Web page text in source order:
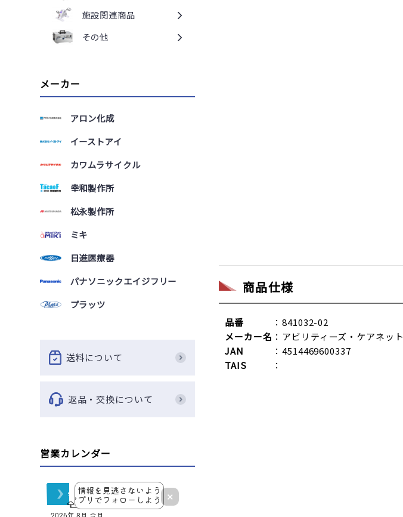
商品仕様
品番
：841032-02
メーカー名 ：アビリティーズ・ケアネット
JAN
：4514469600337
TAIS
：
施設関連商品
その他
メーカー
アロン化成
イーストアイ
カワムラサイクル
幸和製作所
松永製作所
ミキ
日進医療器
パナソニックエイジフリー
プラッツ
送料について
返品・交換について
営業カレンダー